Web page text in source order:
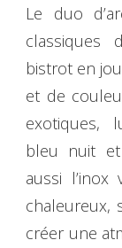
Le duo
classiques
bistrot en
et de
exotiques,
bleu nuit
aussi
chaleureux,
créer une